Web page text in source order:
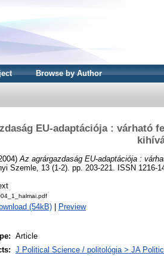
Browse by Author
EU-adaptációja : várható
Az agrárgazdaság EU-adaptációja :
Szemle, 13 (1-2). pp. 203-221. ISSN 1216-
(54kB) Preview
Article
J Political Science / politológia > JA